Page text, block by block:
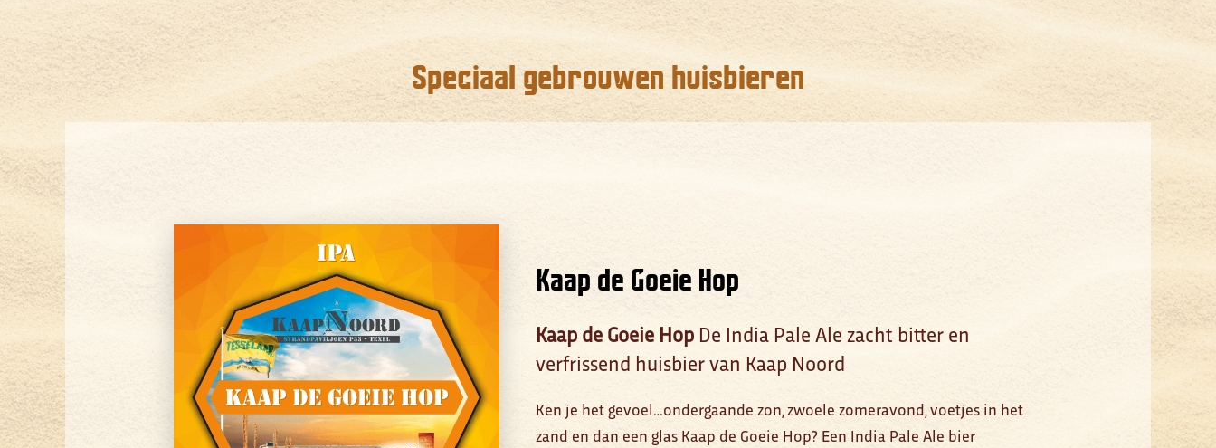
Speciaal gebrouwen huisbieren
Kaap de Goeie Hop
Kaap de Goeie Hop De India Pale Ale zacht bitter en
verfrissend huisbier van Kaap Noord
Ken je het gevoel…ondergaande zon, zwoele zomeravond, voetjes in het
zand en dan een glas Kaap de Goeie Hop? Een India Pale Ale bier